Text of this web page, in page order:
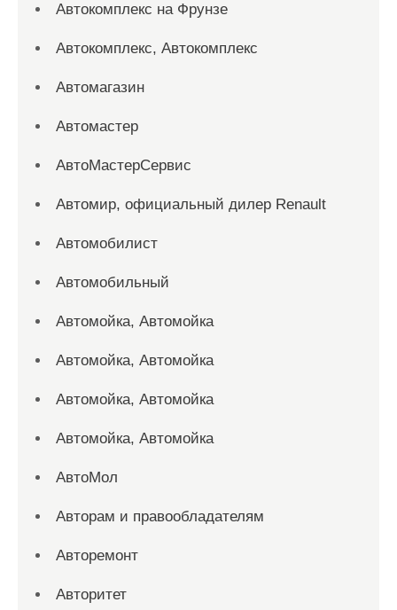
Автокомплекс на Фрунзе
Автокомплекс, Автокомплекс
Автомагазин
Автомастер
АвтоМастерСервис
Автомир, официальный дилер Renault
Автомобилист
Автомобильный
Автомойка, Автомойка
Автомойка, Автомойка
Автомойка, Автомойка
Автомойка, Автомойка
АвтоМол
Авторам и правообладателям
Авторемонт
Авторитет